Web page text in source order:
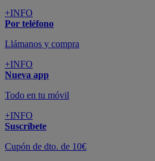
+INFO
Por teléfono
Llámanos y compra
+INFO
Nueva app
Todo en tu móvil
+INFO
Suscríbete
Cupón de dto. de 10€